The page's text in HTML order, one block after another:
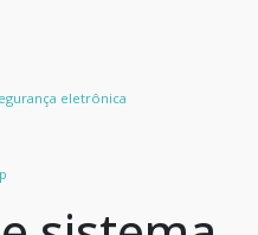
eletrônica